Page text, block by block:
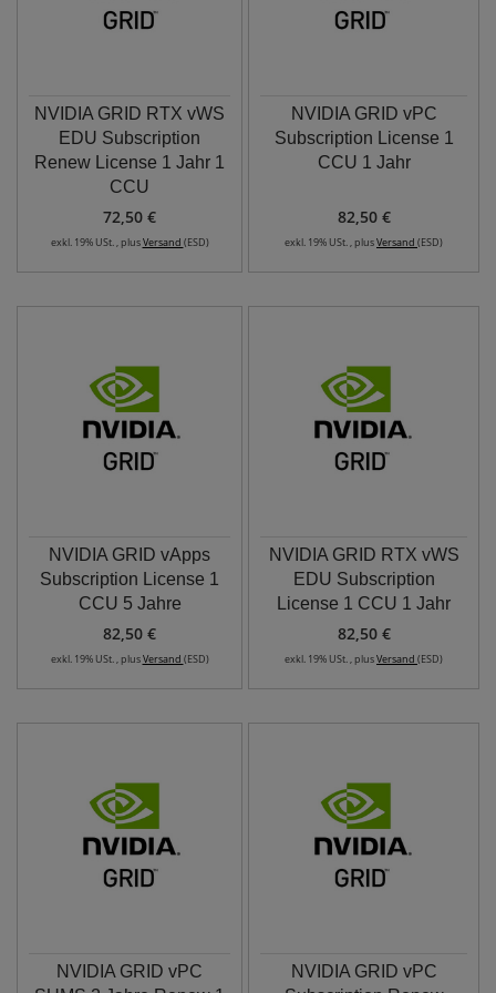
NVIDIA GRID RTX vWS
EDU Subscription
Renew License 1 Jahr 1
CCU
72,50 €
exkl. 19% USt. , plusVersand (ESD)
NVIDIA GRID vPC
Subscription License 1
CCU 1 Jahr
82,50 €
exkl. 19% USt. , plusVersand (ESD)
NVIDIA GRID vApps
Subscription License 1
CCU 5 Jahre
82,50 €
exkl. 19% USt. , plusVersand (ESD)
NVIDIA GRID RTX vWS
EDU Subscription
License 1 CCU 1 Jahr
82,50 €
exkl. 19% USt. , plusVersand (ESD)
NVIDIA GRID vPC
NVIDIA GRID vPC